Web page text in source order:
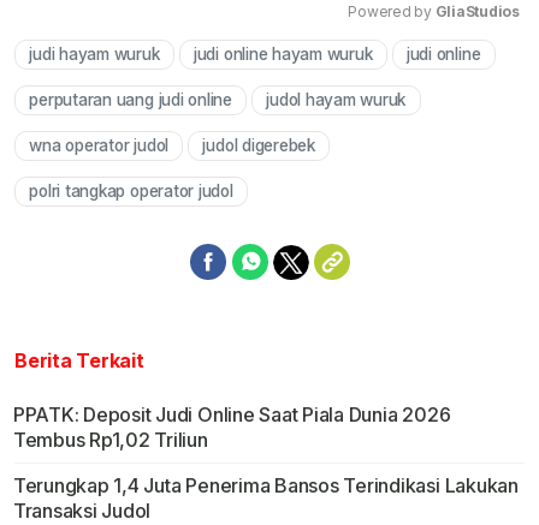
Mute
Powered by GliaStudios
judi hayam wuruk judi online hayam wuruk judi online
perputaran uang judi online judol hayam wuruk
wna operator judol judol digerebek
polri tangkap operator judol
Berita Terkait
PPATK: Deposit Judi Online Saat Piala Dunia 2026
Tembus Rp1,02 Triliun
Terungkap 1,4 Juta Penerima Bansos Terindikasi Lakukan
Transaksi Judol